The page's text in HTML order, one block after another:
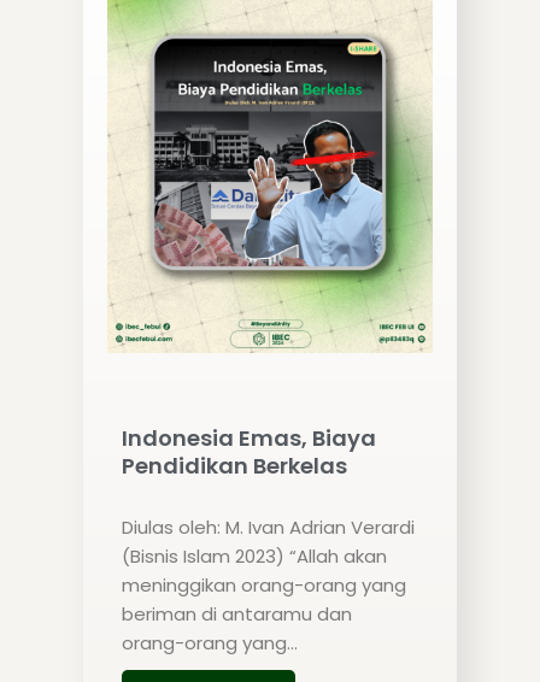
Indonesia Emas, Biaya
Pendidikan Berkelas
Diulas oleh: M. Ivan Adrian Verardi
(Bisnis Islam 2023) “Allah akan
meninggikan orang-orang yang
beriman di antaramu dan
orang-orang yang…